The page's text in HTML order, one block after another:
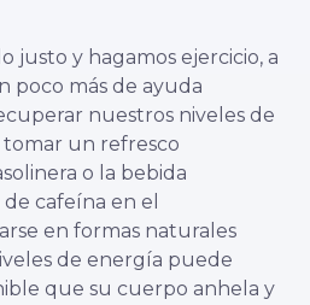
justo y hagamos ejercicio, a
poco más de ayuda
nuestros niveles de
un refresco
o la bebida
cafeína en el
en formas naturales
de energía puede
que su cuerpo anhela y